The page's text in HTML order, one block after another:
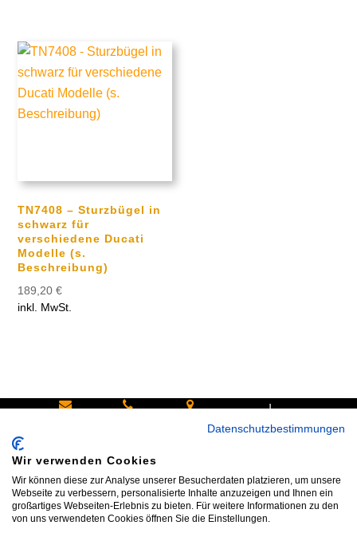
TN7408 – Sturzbügel in
schwarz für
verschiedene Ducati
Modelle (s.
Beschreibung)
189,20€
inkl. MwSt.
info@bike
shop24.n
et
an:
Tel.+49
172 40 59
85540
Haar bei
|
Datenschutzbestimmungen
Wir verwenden Cookies
Wir können diese zur Analyse unserer Besucherdaten platzieren, um unsere
Webseite zu verbessern, personalisierte Inhalte anzuzeigen und Ihnen ein
großartiges Webseiten-Erlebnis zu bieten. Für weitere Informationen zu den
von uns verwendeten Cookies öffnen Sie die Einstellungen.